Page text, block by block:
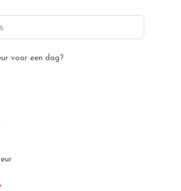
voor een dag?